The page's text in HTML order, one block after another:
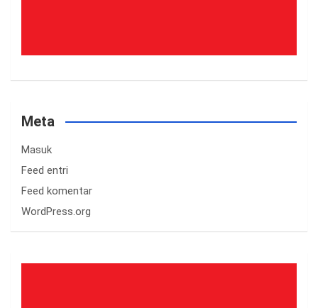
Meta
Masuk
Feed entri
Feed komentar
WordPress.org